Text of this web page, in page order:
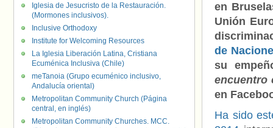
en
Unión
de
su
en
Ha sido
Iglesia de Jesucristo de la Restauración.
(Mormones inclusivos).
Inclusive Orthodoxy
Institute for Welcoming Resources
La Iglesia Liberación Latina, Cristiana
Ecuménica Inclusiva (Chile)
meTanoia (Grupo ecuménico inclusivo,
Andalucía oriental)
Metropolitan Community Church (Página
central, en inglés)
Metropolitan Community Churches. MCC.